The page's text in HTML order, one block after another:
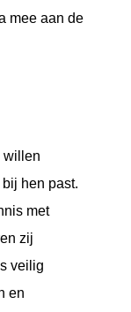
mee aan de
willen
hen past.
met
zij
veilig
en